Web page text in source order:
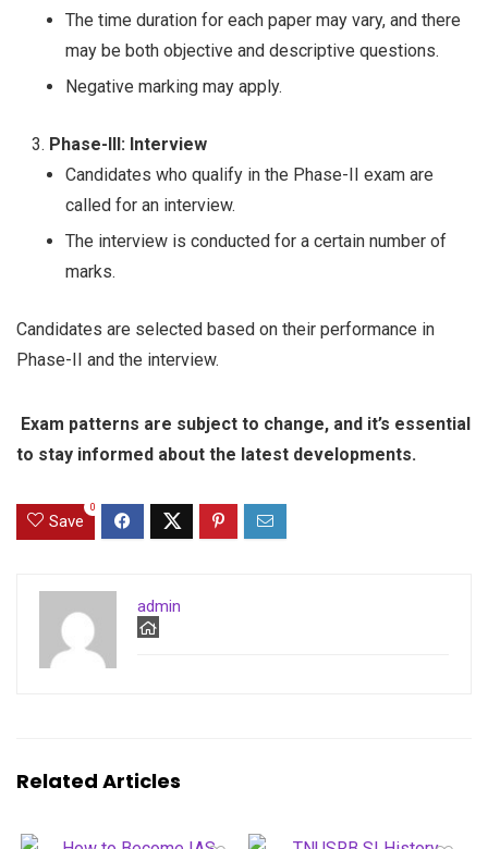
The time duration for each paper may vary, and there
may be both objective and descriptive questions.
Negative marking may apply.
Phase-III: Interview
Candidates who qualify in the Phase-II exam are
called for an interview.
The interview is conducted for a certain number of
marks.
Candidates are selected based on their performance in
Phase-II and the interview.
Exam patterns are subject to change, and it’s essential
to stay informed about the latest developments.
Save
0
admin
Related Articles